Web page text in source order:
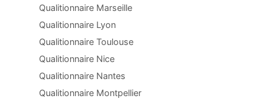
Qualitionnaire Marseille
Qualitionnaire Lyon
Qualitionnaire Toulouse
Qualitionnaire Nice
Qualitionnaire Nantes
Qualitionnaire Montpellier